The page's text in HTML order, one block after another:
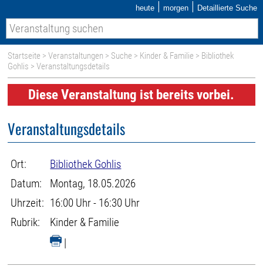
heute | morgen | Detaillierte Suche
Startseite >Veranstaltungen > Suche > Kinder & Familie > Bibliothek
Gohlis > Veranstaltungsdetails
Diese Veranstaltung ist bereits vorbei.
Veranstaltungsdetails
Ort:
Bibliothek Gohlis
Datum:
Montag, 18.05.2026
Uhrzeit: 16:00 Uhr - 16:30 Uhr
Rubrik:
Kinder & Familie
|